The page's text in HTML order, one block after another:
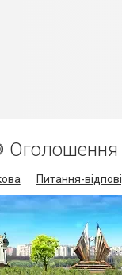
Оголошення
Питання-